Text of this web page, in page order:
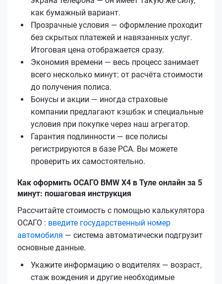
как бумажный вариант.
Прозрачные условия — оформление проходит
без скрытых платежей и навязанных услуг.
Итоговая цена отображается сразу.
Экономия времени — весь процесс занимает
всего несколько минут: от расчёта стоимости
до получения полиса.
Бонусы и акции — иногда страховые
компании предлагают кэшбэк и специальные
условия при покупке через наш агрегатор.
Гарантия подлинности — все полисы
регистрируются в базе РСА. Вы можете
проверить их самостоятельно.
Как оформить ОСАГО BMW X4 в Туле онлайн за 5
минут: пошаговая инструкция
Рассчитайте стоимость с помощью калькулятора
ОСАГО : введите государственный номер
автомобиля — система автоматически подгрузит
основные данные.
Укажите информацию о водителях — возраст,
стаж вождения и другие необходимые